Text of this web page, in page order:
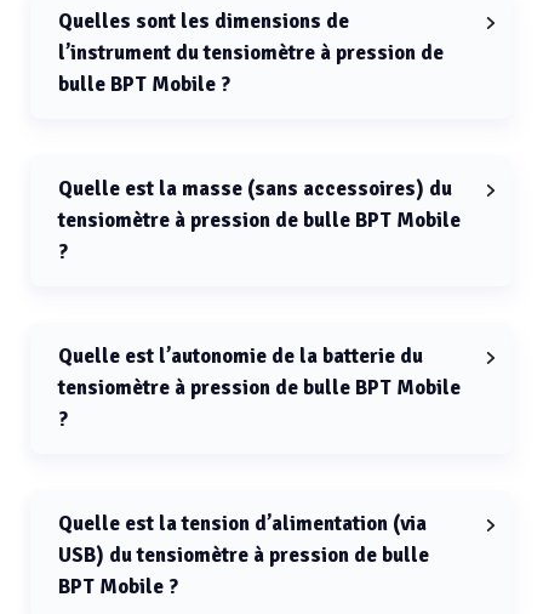
Quelles sont les dimensions de
l’instrument du tensiomètre à pression de
bulle BPT Mobile ?
× P) et 220 mm de hauteur.
Quelle est la masse (sans accessoires) du
tensiomètre à pression de bulle BPT Mobile
?
Quelle est l’autonomie de la batterie du
tensiomètre à pression de bulle BPT Mobile
?
Quelle est la tension d’alimentation (via
USB) du tensiomètre à pression de bulle
BPT Mobile ?